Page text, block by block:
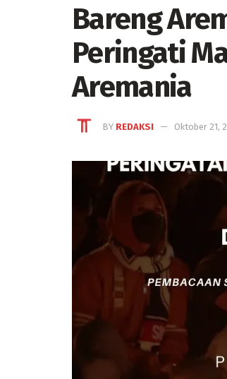
Bareng
Peringati
Aremania
BY REDAKSI Oktober 21,